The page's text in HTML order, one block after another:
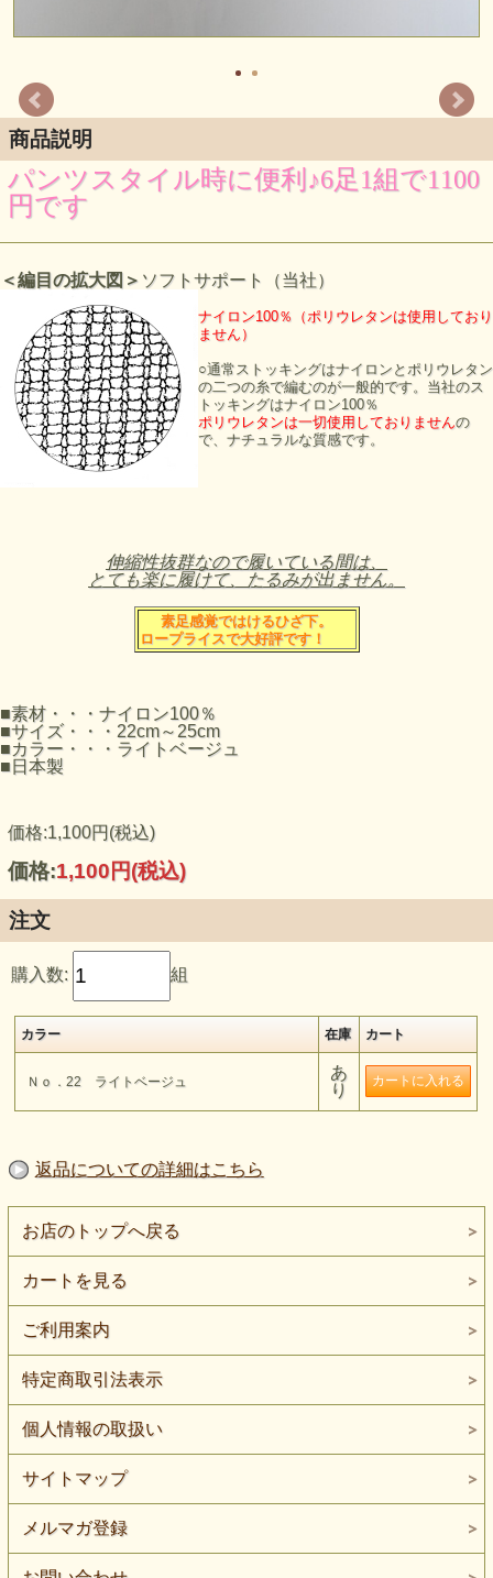
商品説明
パンツスタイル時に便利♪6足1組で1100
円です
＜編目の拡大図＞ ソフトサポート（当社）
ナイロン100％（ポリウレタンは使用しており
ません）
○通常ストッキングはナイロンとポリウレタン
の二つの糸で編むのが一般的です。当社のス
トッキングはナイロン100％
ポリウレタンは一切使用しておりませんの
で、ナチュラルな質感です。
伸縮性抜群なので履いている間は、
とても楽に履けて、たるみが出ません。
素足感覚ではけるひざ下。
ロープライスで大好評です！
■素材・・・ナイロン100％
■サイズ・・・22cm～25cm
■カラー・・・ライトベージュ
■日本製
価格:1,100円(税込)
価格:1,100円(税込)
注文
購入数: 組
カラー 在庫 カート
Ｎｏ．22 ライトベージュ
あ
り
返品についての詳細はこちら
お店のトップへ戻る
カートを見る
ご利用案内
特定商取引法表示
個人情報の取扱い
サイトマップ
メルマガ登録